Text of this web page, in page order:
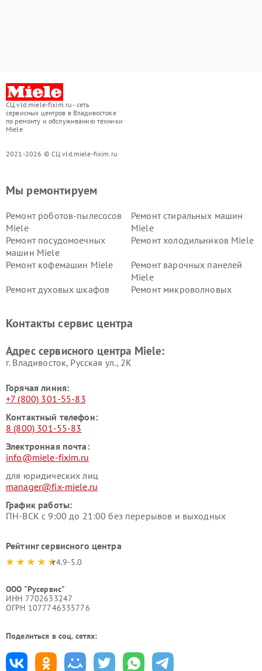
СЦ vld.miele-fixim.ru - сеть
сервисных центров в Владивостоке
по ремонту и обслуживанию техники
Miele
2021-2026 © СЦ vld.miele-fixim.ru
Мы ремонтируем
Ремонт роботов-пылесосов
Miele
Ремонт стиральных машин
Miele
Ремонт посудомоечных
машин Miele
Ремонт холодильников Miele
Ремонт кофемашин Miele
Ремонт варочных панелей
Miele
Ремонт духовых шкафов
Ремонт микроволновых
Miele
Miele
пылесосов Miele
Контакты сервис центра
Адрес сервисного центра Miele:
г. Владивосток, Русская ул., 2К
Горячая линия:
+7 (800) 301-55-83
Контактный телефон:
8 (800) 301-55-83
Электронная почта:
info@miele-fixim.ru
для юридических лиц
manager@fix-miele.ru
График работы:
ПН-ВСК с 9:00 до 21:00 без перерывов и выходных
Рейтинг сервисного центра
4.9-5.0
ООО "Русервис"
ИНН 7702633247
ОГРН 1077746335776
Поделиться в соц. сетях: